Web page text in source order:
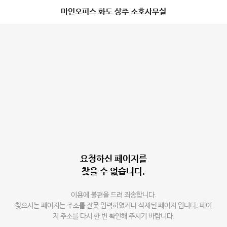
마인오피스 화도 상주 소호사무실
요청하신 페이지를
찾을 수 없습니다.
이용에 불편을 드려 죄송합니다.
찾으시는 페이지는 주소를 잘못 입력하였거나 삭제된 페이지 입니다. 페이
지 주소를 다시 한 번 확인해 주시기 바랍니다.